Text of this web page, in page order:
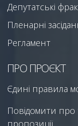
Депутатські
Пленарні
Регламент
ПРО ПРОЄКТ
Єдині правила
Повідомити про
пропозиції